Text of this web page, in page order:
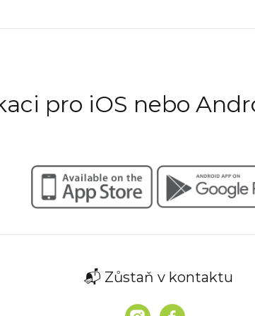
pro iOS nebo
📬 Zůstaň v kontaktu